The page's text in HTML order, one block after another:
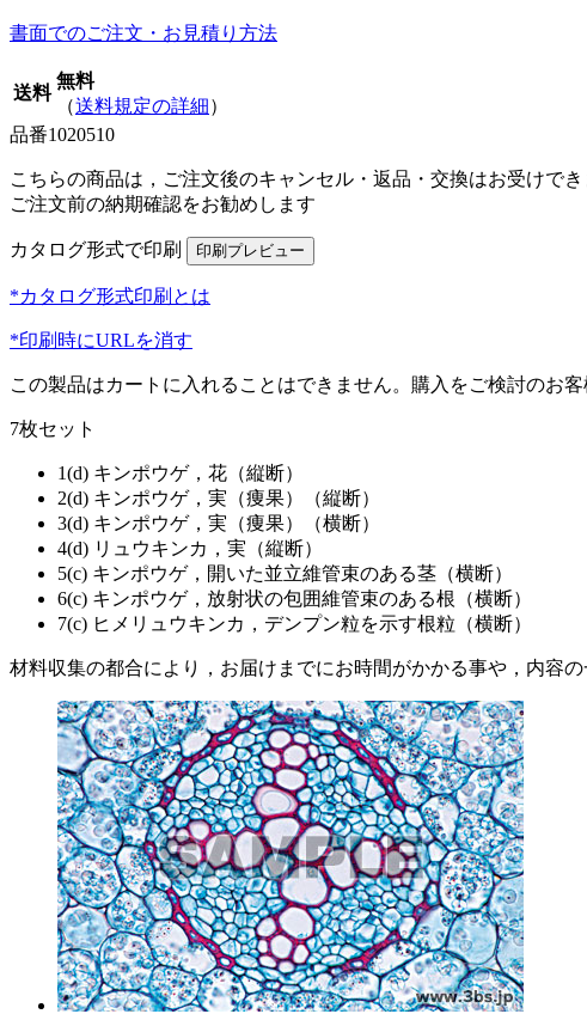
書面でのご注文・お見積り方法
送料
無料
（送料規定の詳細）
品番1020510
こちらの商品は，ご注文後のキャンセル・返品・交換はお受けでき
ご注文前の納期確認をお勧めします
カタログ形式で印刷
*カタログ形式印刷とは
*印刷時にURLを消す
この製品はカートに入れることはできません。購入をご検討のお
7枚セット
1(d) キンポウゲ，花（縦断）
2(d) キンポウゲ，実（痩果）（縦断）
3(d) キンポウゲ，実（痩果）（横断）
4(d) リュウキンカ，実（縦断）
5(c) キンポウゲ，開いた並立維管束のある茎（横断）
6(c) キンポウゲ，放射状の包囲維管束のある根（横断）
7(c) ヒメリュウキンカ，デンプン粒を示す根粒（横断）
材料収集の都合により，お届けまでにお時間がかかる事や，内容